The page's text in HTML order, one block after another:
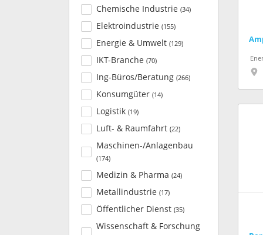
Chemische Industrie (34)
Elektroindustrie (155)
Energie & Umwelt (129)
IKT-Branche (70)
Ing-Büros/Beratung (266)
Konsumgüter (14)
Logistik (19)
Luft- & Raumfahrt (22)
Maschinen-/Anlagenbau
(174)
Medizin & Pharma (24)
Metallindustrie (17)
Öffentlicher Dienst (35)
Wissenschaft & Forschung